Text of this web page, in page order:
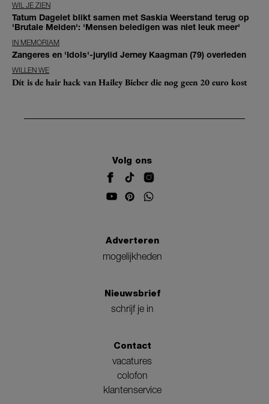
WIL JE ZIEN
Tatum Dagelet blikt samen met Saskia Weerstand terug op
'Brutale Meiden': 'Mensen beledigen was niet leuk meer'
IN MEMORIAM
Zangeres en 'Idols'-jurylid Jerney Kaagman (79) overleden
WILLEN WE
Dít is de hair hack van Hailey Bieber die nog geen 20 euro kost
Volg ons
Adverteren
mogelijkheden
Nieuwsbrief
schrijf je in
Contact
vacatures
colofon
klantenservice